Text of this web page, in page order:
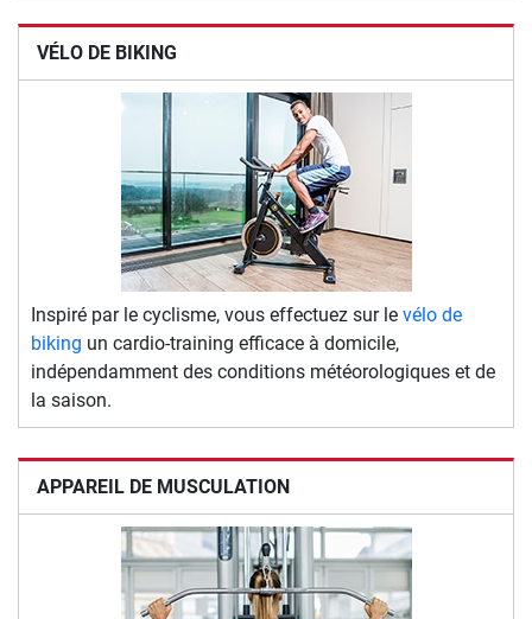
VÉLO DE BIKING
Inspiré par le cyclisme, vous effectuez sur le vélo de
biking un cardio-training efficace à domicile,
indépendamment des conditions météorologiques et de
la saison.
APPAREIL DE MUSCULATION